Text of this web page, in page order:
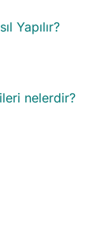
Yapılır?
nelerdir?